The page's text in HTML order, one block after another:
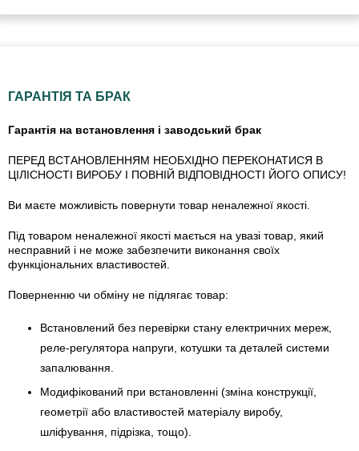
ГАРАНТІЯ ТА БРАК
Гарантія на встановлення і заводський брак
ПЕРЕД ВСТАНОВЛЕННЯМ НЕОБХІДНО ПЕРЕКОНАТИСЯ В
ЦІЛІСНОСТІ ВИРОБУ І ПОВНІЙ ВІДПОВІДНОСТІ ЙОГО ОПИСУ!
Ви маєте можливість повернути товар неналежної якості.
Під товаром неналежної якості мається на увазі товар, який
несправний і не може забезпечити виконання своїх
функціональних властивостей.
Поверненню чи обміну не підлягає товар:
Встановлений без перевірки стану електричних мереж,
реле-регулято­ра напруги, котушки та деталей системи
запалювання.
Модифікований при встановленні (зміна конструкції,
геометрії або властивостей матеріалу виробу,
шліфування, підрізка, тощо).